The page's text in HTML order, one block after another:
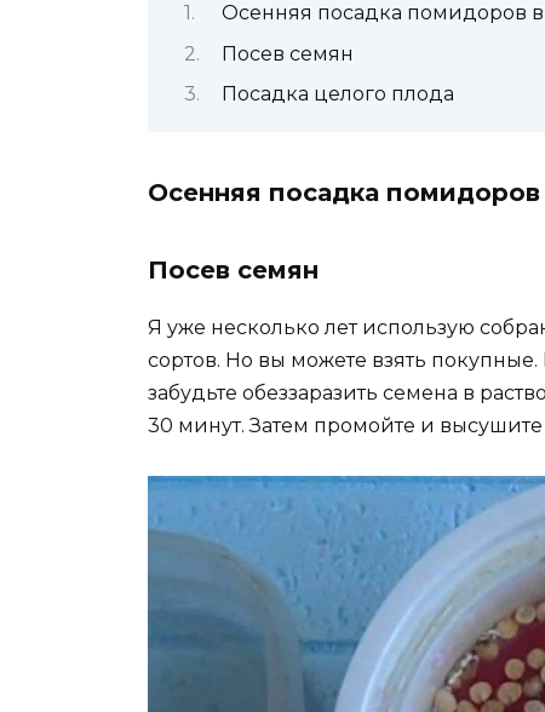
Осенняя посадка помидоров
Посев семян
Посадка целого плода
Осенняя посадка помидоров
Посев семян
Я уже несколько лет использую
сортов. Но вы можете взять
забудьте обеззаразить семена в
30 минут. Затем промойте и